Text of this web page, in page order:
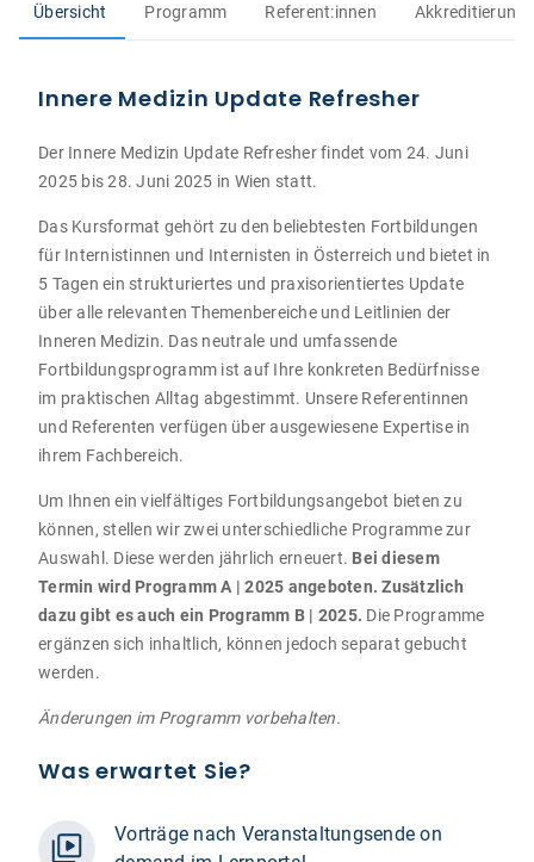
Übersicht Programm Referent:innen Akkreditierung
Innere Medizin Update Refresher
Der Innere Medizin Update Refresher findet vom 24. Juni
2025 bis 28. Juni 2025 in Wien statt.
Das Kursformat gehört zu den beliebtesten Fortbildungen
für Internistinnen und Internisten in Österreich und bietet in
5 Tagen ein strukturiertes und praxisorientiertes Update
über alle relevanten Themenbereiche und Leitlinien der
Inneren Medizin. Das neutrale und umfassende
Fortbildungsprogramm ist auf Ihre konkreten Bedürfnisse
im praktischen Alltag abgestimmt. Unsere Referentinnen
und Referenten verfügen über ausgewiesene Expertise in
ihrem Fachbereich.
Um Ihnen ein vielfältiges Fortbildungsangebot bieten zu
können, stellen wir zwei unterschiedliche Programme zur
Auswahl. Diese werden jährlich erneuert. Bei diesem
Termin wird Programm A | 2025 angeboten. Zusätzlich
dazu gibt es auch ein Programm B | 2025. Die Programme
ergänzen sich inhaltlich, können jedoch separat gebucht
werden.
Änderungen im Programm vorbehalten.
Was erwartet Sie?
Vorträge nach Veranstaltungsende on